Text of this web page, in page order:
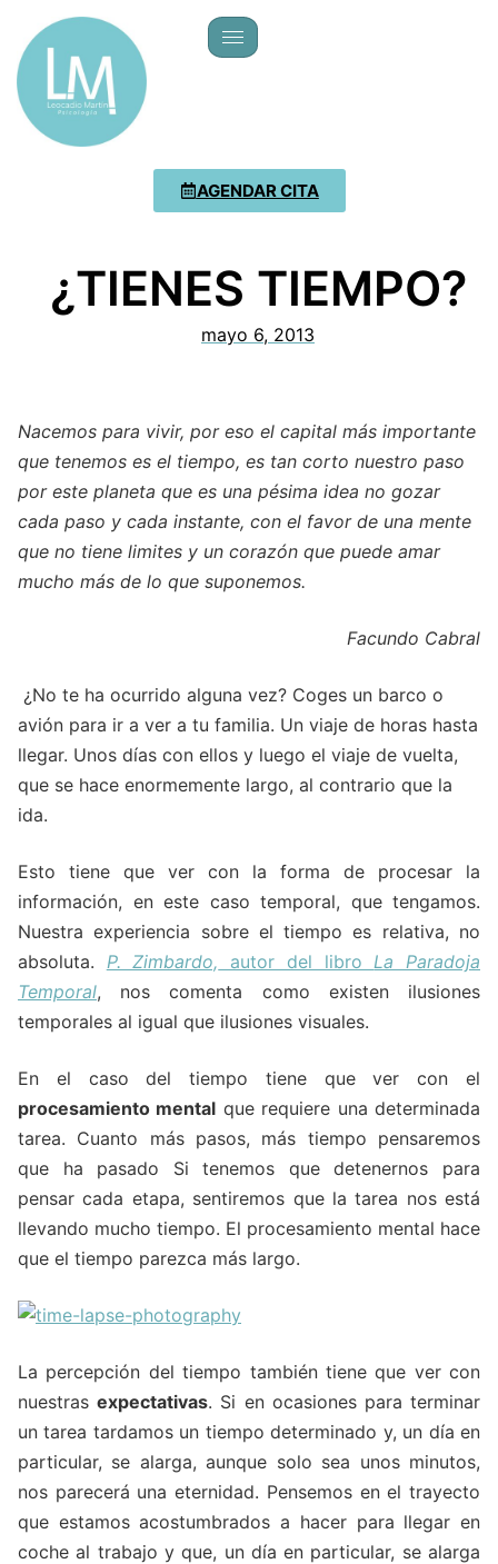
AGENDAR CITA
¿TIENES TIEMPO?
mayo 6, 2013
Nacemos para vivir, por eso el capital más importante
que tenemos es el tiempo, es tan corto nuestro paso
por este planeta que es una pésima idea no gozar
cada paso y cada instante, con el favor de una mente
que no tiene limites y un corazón que puede amar
mucho más de lo que suponemos.
Facundo Cabral
¿No te ha ocurrido alguna vez? Coges un barco o
avión para ir a ver a tu familia. Un viaje de horas hasta
llegar. Unos días con ellos y luego el viaje de vuelta,
que se hace enormemente largo, al contrario que la
ida.
Esto tiene que ver con la forma de procesar la
información, en este caso temporal, que tengamos.
Nuestra experiencia sobre el tiempo es relativa, no
absoluta. P. Zimbardo, autor del libro La Paradoja
Temporal, nos comenta como existen ilusiones
temporales al igual que ilusiones visuales.
En el caso del tiempo tiene que ver con el
procesamiento mental que requiere una determinada
tarea. Cuanto más pasos, más tiempo pensaremos
que ha pasado Si tenemos que detenernos para
pensar cada etapa, sentiremos que la tarea nos está
llevando mucho tiempo. El procesamiento mental hace
que el tiempo parezca más largo.
La percepción del tiempo también tiene que ver con
nuestrasexpectativas. Si en ocasiones para terminar
un tarea tardamos un tiempo determinado y, un día en
particular, se alarga, aunque solo sea unos minutos,
nos parecerá una eternidad. Pensemos en el trayecto
que estamos acostumbrados a hacer para llegar en
coche al trabajo y que, un día en particular, se alarga